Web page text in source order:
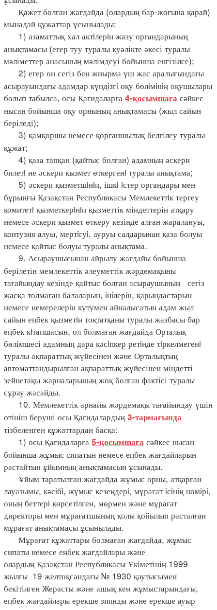
Қажет болған жағдайда (олардың бар-жоғына қарай)
мынадай құжаттар ұсынылады:
1) азаматтық хал актiлерiн жазу органдарының
анықтамасы (егер туу туралы куәлікте әкесі туралы
мәліметтер анасының мәлімдеуі бойынша енгізілсе);
2) егер он сегіз бен жиырма үш жас аралығындағы
асырауындағы адамдар күндiзгi оқу бөлiмiнiң оқушылары
болып табылса, осы Қағидаларға 4-қосымшаға сәйкес
нысан бойынша оқу орнының анықтамасы (жыл сайын
беріледі);
3) қамқоршы немесе қорғаншылық белгілеу туралы
құжат;
4) қаза тапқан (қайтыс болған) адамның әскери
билетi не әскери қызмет өткергенi туралы анықтама;
5) әскери қызметшiнiң, ішкi iстер органдары мен
бұрынғы Қазақстан Республикасы Мемлекеттiк тергеу
комитетi қызметкерiнiң қызметтік міндеттерін атқару
немесе әскери қызмет өткеру кезінде алған жаралануы,
контузия алуы, мертiгуi, ауруы салдарынан қаза болуы
немесе қайтыс болуы туралы анықтама.
9. Асыраушысынан айрылу жағдайы бойынша
берілетін мемлекеттік әлеуметтік жәрдемақыны
тағайындау кезінде қайтыс болған асыраушының сегіз
жасқа толмаған балаларын, iнiлерiн, қарындастарын
немесе немерелерiн күтумен айналысатын адам жыл
сайын еңбек қызметiн тоқтатқаны туралы жазбасы бар
еңбек кiтапшасын, ол болмаған жағдайда Орталық
бөлімшесі адамның дара кәсiпкер ретiнде тiркелмегенi
туралы ақпараттық жүйесінен және Орталықтың
автоматтандырылған ақпараттық жүйесінен міндетті
зейнетақы жарналарының жоқ болған фактісі туралы
сұрау жасайды.
10. Мемлекеттік арнайы жәрдемақы тағайындау үшін
өтініш беруші осы Қағидалардың 3-тармағында
тізбеленген құжаттардан басқа:
1) осы Қағидаларға 5-қосымшаға сәйкес нысан
бойынша жұмыс сипатын немесе еңбек жағдайларын
растайтын ұйымның анықтамасын ұсынады.
Ұйым таратылған жағдайда жұмыс орны, атқарған
лауазымы, кәсiбi, жұмыс кезеңдерi, мұрағат iсiнiң нөмiрi,
оның беттерi көрсетiлген, мөрмен және мұрағат
директоры мен мұрағатшының қолы қойылып расталған
мұрағат анықтамасы ұсынылады.
Мұрағат құжаттары болмаған жағдайда, жұмыс
сипаты немесе еңбек жағдайлары және
олардың Қазақстан Республикасы Үкіметінің 1999
жылғы 19 желтоқсандағы № 1930 қаулысымен
бекітілген Жерасты және ашық кен жұмыстарындағы,
еңбек жағдайлары ерекше зиянды және ерекше ауыр